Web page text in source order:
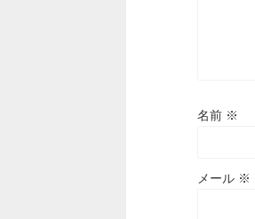
名前 ※
メール ※